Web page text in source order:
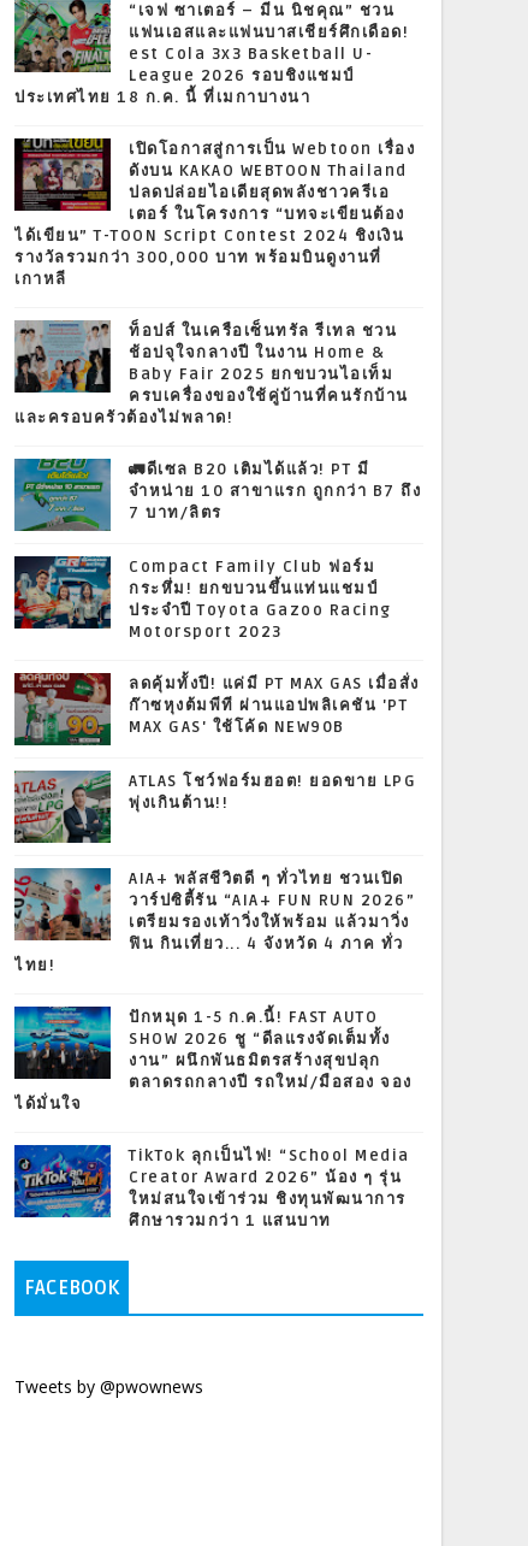
“เจฟ ซาเตอร์ – มีน นิชคุณ” ชวน
แฟนเอสและแฟนบาสเชียร์ศึกเดือด!
est Cola 3x3 Basketball U-
League 2026 รอบชิงแชมป์
ประเทศไทย 18 ก.ค. นี้ ที่เมกาบางนา
เปิดโอกาสสู่การเป็น Webtoon เรื่อง
ดังบน KAKAO WEBTOON Thailand
ปลดปล่อยไอเดียสุดพลังชาวครีเอ
เตอร์ ในโครงการ “บทจะเขียนต้อง
ได้เขียน” T-TOON Script Contest 2024 ชิงเงิน
รางวัลรวมกว่า 300,000 บาท พร้อมบินดูงานที่
เกาหลี
ท็อปส์ ในเครือเซ็นทรัล รีเทล ชวน
ช้อปจุใจกลางปี ในงาน Home &
Baby Fair 2025 ยกขบวนไอเท็ม
ครบเครื่องของใช้คู่บ้านที่คนรักบ้าน
และครอบครัวต้องไม่พลาด!
🚛ดีเซล B20 เติมได้แล้ว! PT มี
จำหน่าย 10 สาขาแรก ถูกกว่า B7 ถึง
7 บาท/ลิตร
Compact Family Club ฟอร์ม
กระหึ่ม! ยกขบวนขึ้นแท่นแชมป์
ประจำปี Toyota Gazoo Racing
Motorsport 2023
ลดคุ้มทั้งปี! แค่มี PT MAX GAS เมื่อสั่ง
ก๊าซหุงต้มพีที ผ่านแอปพลิเคชัน 'PT
MAX GAS' ใช้โค้ด NEW90B
ATLAS โชว์ฟอร์มฮอต! ยอดขาย LPG
พุ่งเกินต้าน!!
AIA+ พลัสชีวิตดี ๆ ทั่วไทย ชวนเปิด
วาร์ปซิตี้รัน “AIA+ FUN RUN 2026”
เตรียมรองเท้าวิ่งให้พร้อม แล้วมาวิ่ง
ฟิน กินเที่ยว... 4 จังหวัด 4 ภาค ทั่ว
ไทย!
ปักหมุด 1-5 ก.ค.นี้! FAST AUTO
SHOW 2026 ชู “ดีลแรงจัดเต็มทั้ง
งาน” ผนึกพันธมิตรสร้างสุขปลุก
ตลาดรถกลางปี รถใหม่/มือสอง จอง
ได้มั่นใจ
TikTok ลุกเป็นไฟ! “School Media
Creator Award 2026” น้อง ๆ รุ่น
ใหม่สนใจเข้าร่วม ชิงทุนพัฒนาการ
ศึกษารวมกว่า 1 แสนบาท
FACEBOOK
Tweets by @pwownews